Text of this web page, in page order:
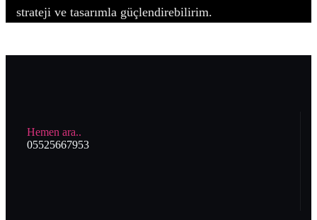
strateji ve tasarımla güçlendirebilirim.
Hemen ara..
05525667953